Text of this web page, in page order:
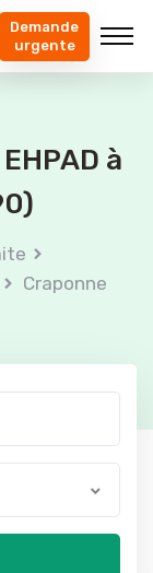
Demande
urgente
à
Craponne